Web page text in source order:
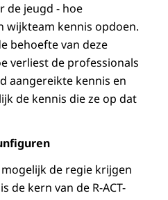
de jeugd - hoe
wijkteam kennis opdoen.
behoefte van deze
verliest de professionals
aangereikte kennis en
de kennis die ze op dat
de regie krijgen
de kern van de R-ACT-